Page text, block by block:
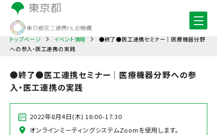
トップページ イベント情報
●終了●医工連携セミナー｜医療機器分野
への参入・医工連携の実践
●終了●医工連携セミナー｜医療機器分野への参
入・医工連携の実践
2022年8月4日(木) 16:00-17:30
オンラインミーティングシステムZoomを使用します。